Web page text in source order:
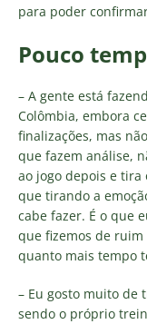
para poder
Pouco
– A gente está
Colômbia, embora
finalizações, mas
que fazem análise,
ao jogo depois e tira
que tirando a
cabe fazer. É o que
que fizemos de
quanto mais tempo
– Eu gosto muito de
sendo o próprio